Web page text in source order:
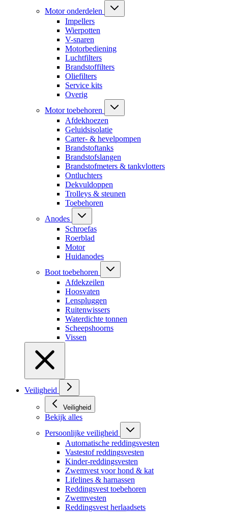
Motor onderdelen
Impellers
Wierpotten
V-snaren
Motorbediening
Luchtfilters
Brandstoffilters
Oliefilters
Service kits
Overig
Motor toebehoren
Afdekhoezen
Geluidsisolatie
Carter- & hevelpompen
Brandstoftanks
Brandstofslangen
Brandstofmeters & tankvlotters
Ontluchters
Dekvuldoppen
Trolleys & steunen
Toebehoren
Anodes
Schroefas
Roerblad
Motor
Huidanodes
Boot toebehoren
Afdekzeilen
Hoosvaten
Lenspluggen
Ruitenwissers
Waterdichte tonnen
Scheepshoorns
Vissen
Veiligheid
Veiligheid
Bekijk alles
Persoonlijke veiligheid
Automatische reddingsvesten
Vastestof reddingsvesten
Kinder-reddingsvesten
Zwemvest voor hond & kat
Lifelines & harnassen
Reddingsvest toebehoren
Zwemvesten
Reddingsvest herlaadsets